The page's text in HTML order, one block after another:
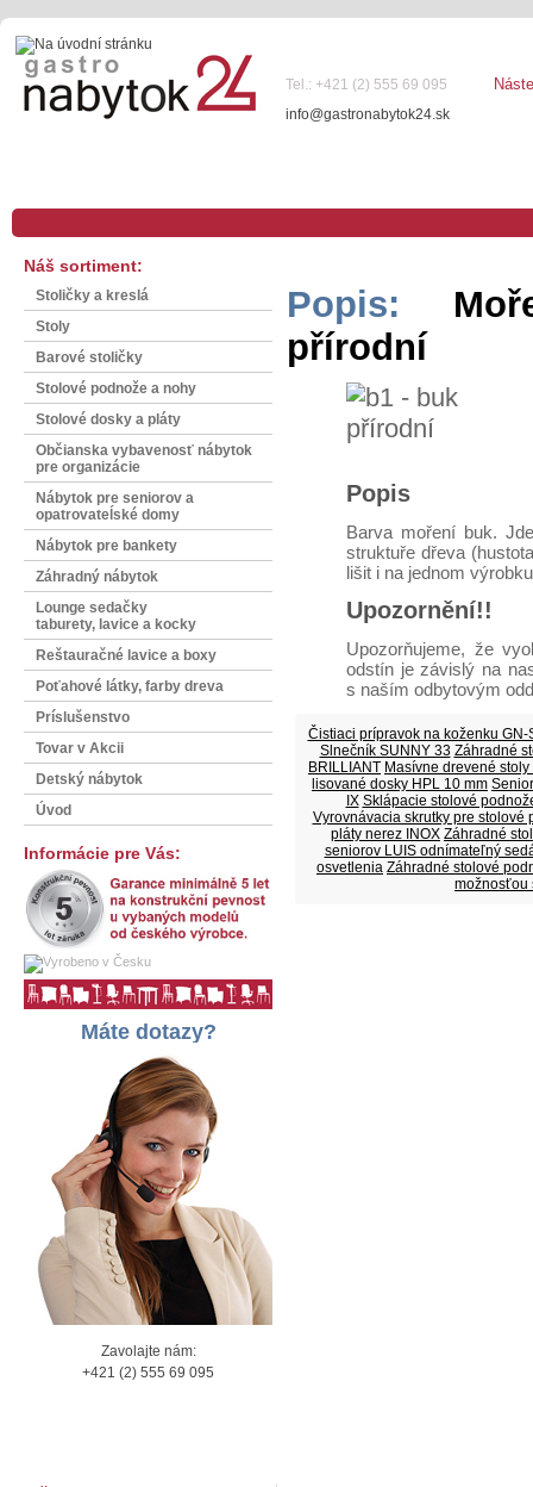
Tel.: +421 (2) 555 69 095
info@gastronabytok24.sk
Náš sortiment:
Stoličky a kreslá
Stoly
Barové stoličky
Stolové podnože a nohy
Stolové dosky a pláty
Občianska vybavenosť nábytok
pre organizácie
Nábytok pre seniorov a
opatrovateĺské domy
Nábytok pre bankety
Záhradný nábytok
Lounge sedačky
taburety, lavice a kocky
Reštauračné lavice a boxy
Poťahové látky, farby dreva
Príslušenstvo
Tovar v Akcii
Detský nábytok
Úvod
Informácie pre Vás:
Máte dotazy?
Zavolajte nám:
+421 (2) 555 69 095
Popis:
přírodní
Popis
Barva moření buk.
struktuře dřeva
lišit i na jednom
Upozornění!!
Upozorňujeme, že
odstín je závislý na
s naším odbytovým
Čistiaci prípravok na koženku GN-
Slnečník SUNNY 33 Záhradné
BRILLIANT Masívne drevené
lisované dosky HPL 10 mm
IX Sklápacie stolové
Vyrovnávacia skrutky pre stolové
pláty nerez INOX Záhradné
seniorov LUIS odnímateľný
osvetlenia Záhradné stolové
možnosťou